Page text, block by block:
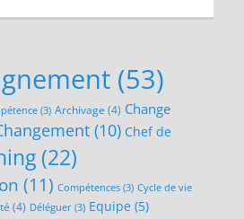
(53)
(3) Archivage (4) Change
(10) Chef de
(22)
(11) Compétences (3) Cycle de vie
(4) Déléguer (3) Equipe (5)